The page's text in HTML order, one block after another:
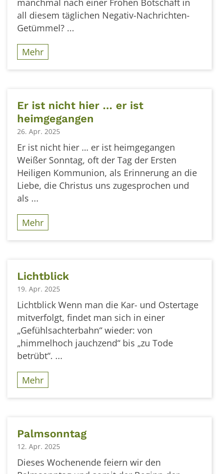
all diesem täglichen Negativ-Nachrichten-
Getümmel? ...
Mehr
Er ist nicht hier … er ist
heimgegangen
26. Apr. 2025
Er ist nicht hier … er ist heimgegangen
Weißer Sonntag, oft der Tag der Ersten
Heiligen Kommunion, als Erinnerung an die
Liebe, die Christus uns zugesprochen und
als ...
Mehr
Lichtblick
19. Apr. 2025
Lichtblick Wenn man die Kar- und Ostertage
mitverfolgt, findet man sich in einer
„Gefühlsachterbahn“ wieder: von
„himmelhoch jauchzend“ bis „zu Tode
betrübt“. ...
Mehr
Palmsonntag
12. Apr. 2025
Dieses Wochenende feiern wir den